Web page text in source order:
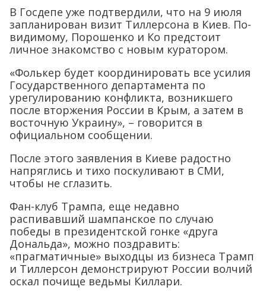
В Госдепе уже подтвердили, что на 9 июля
запланирован визит Тиллерсона в Киев. По-
видимому, Порошенко и Ко предстоит
личное знакомство с новым куратором.
«Фолькер будет координировать все усилия
Государственного департамента по
урегулированию конфликта, возникшего
после вторжения России в Крым, а затем в
восточную Украину», – говорится в
официальном сообщении.
После этого заявления в Киеве радостно
напряглись и тихо поскуливают в СМИ,
чтобы не сглазить.
Фан-клуб Трампа, еще недавно
распивавший шампанское по случаю
победы в президентской гонке «друга
Дональда», можно поздравить:
«прагматичные» выходцы из бизнеса Трамп
и Тиллерсон демонстрируют России волчий
оскал почище ведьмы Киллари.